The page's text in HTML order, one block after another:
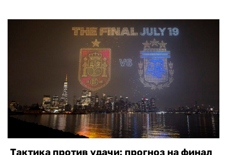
Тактика против удачи: прогноз на финал